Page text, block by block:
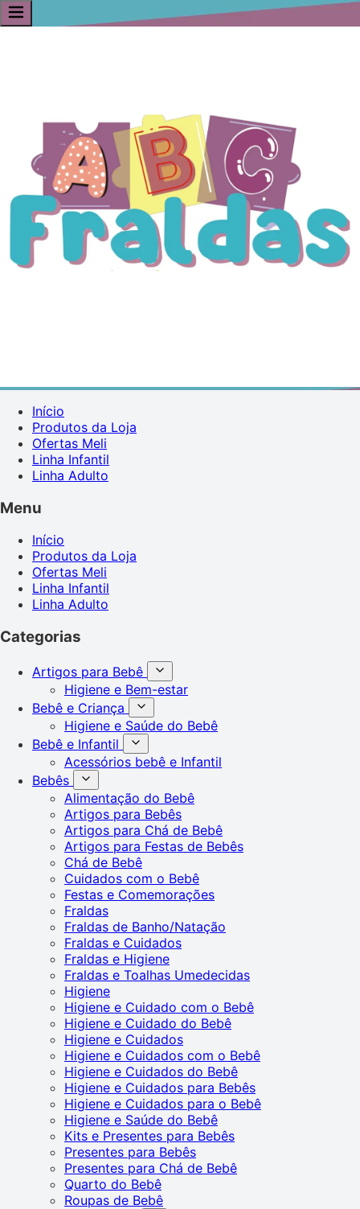
Início
Produtos da Loja
Ofertas Meli
Linha Infantil
Linha Adulto
Menu
Início
Produtos da Loja
Ofertas Meli
Linha Infantil
Linha Adulto
Categorias
Artigos para Bebê
Higiene e Bem-estar
Bebê e Criança
Higiene e Saúde do Bebê
Bebê e Infantil
Acessórios bebê e Infantil
Bebês
Alimentação do Bebê
Artigos para Bebês
Artigos para Chá de Bebê
Artigos para Festas de Bebês
Chá de Bebê
Cuidados com o Bebê
Festas e Comemorações
Fraldas
Fraldas de Banho/Natação
Fraldas e Cuidados
Fraldas e Higiene
Fraldas e Toalhas Umedecidas
Higiene
Higiene e Cuidado com o Bebê
Higiene e Cuidado do Bebê
Higiene e Cuidados
Higiene e Cuidados com o Bebê
Higiene e Cuidados do Bebê
Higiene e Cuidados para Bebês
Higiene e Cuidados para o Bebê
Higiene e Saúde do Bebê
Kits e Presentes para Bebês
Presentes para Bebês
Presentes para Chá de Bebê
Quarto do Bebê
Roupas de Bebê